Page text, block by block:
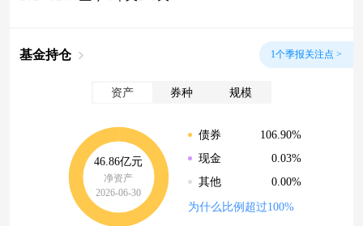
基金持仓 1个季报关注点 >
资产 券种 规模
46.86亿元
净资产
2026-06-30
债券
106.90%
现金
0.03%
其他
0.00%
为什么比例超过100%